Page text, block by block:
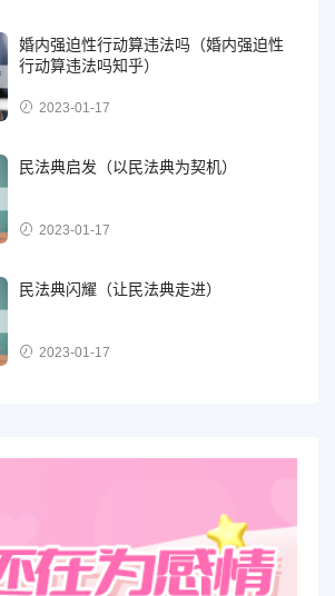
婚内强迫性行动算违法吗（婚内强迫性
行动算违法吗知乎）
2023-01-17
民法典启发（以民法典为契机）
2023-01-17
民法典闪耀（让民法典走进）
2023-01-17